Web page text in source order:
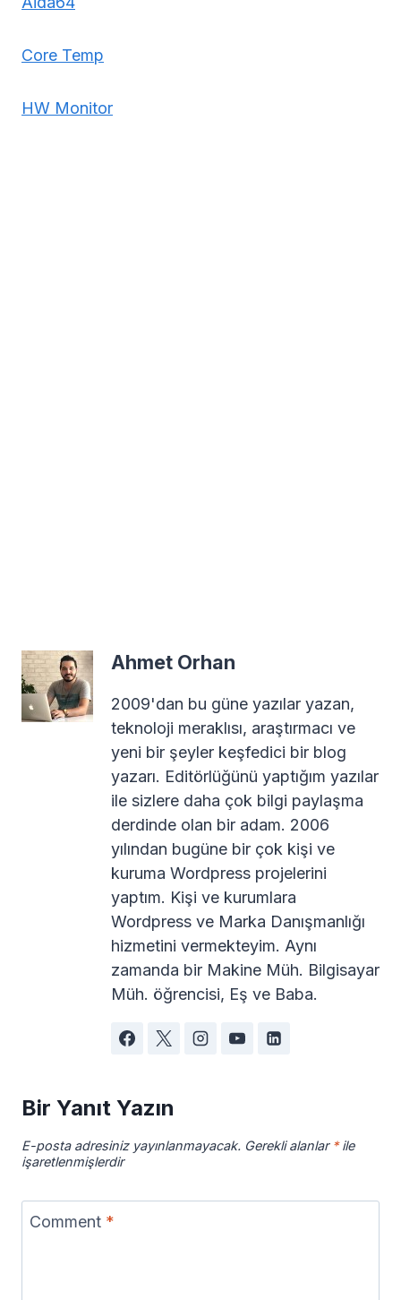
Core Temp
HW Monitor
Ahmet Orhan
2009'dan bu güne yazılar yazan,
teknoloji meraklısı, araştırmacı ve
yeni bir şeyler keşfedici bir blog
yazarı. Editörlüğünü yaptığım yazılar
ile sizlere daha çok bilgi paylaşma
derdinde olan bir adam. 2006
yılından bugüne bir çok kişi ve
kuruma Wordpress projelerini
yaptım. Kişi ve kurumlara
Wordpress ve Marka Danışmanlığı
hizmetini vermekteyim. Aynı
zamanda bir Makine Müh. Bilgisayar
Müh. öğrencisi, Eş ve Baba.
Bir Yanıt Yazın
E-posta adresiniz yayınlanmayacak. Gerekli alanlar *ile
işaretlenmişlerdir
Comment *